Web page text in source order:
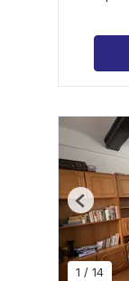
1 / 14
Previous